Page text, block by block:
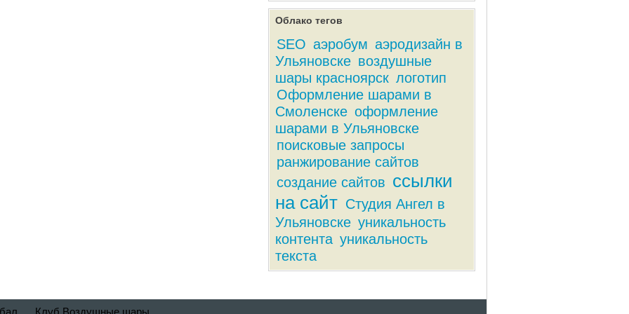
Облако тегов
SEO аэробум аэродизайн в
Ульяновске воздушные
шары красноярск логотип
Оформление шарами в
Смоленске оформление
шарами в Ульяновске
поисковые запросы
ранжирование сайтов
создание сайтов ссылки
на сайт Студия Ангел в
Ульяновске уникальность
контента уникальность
текста
Клуб Воздушные шары